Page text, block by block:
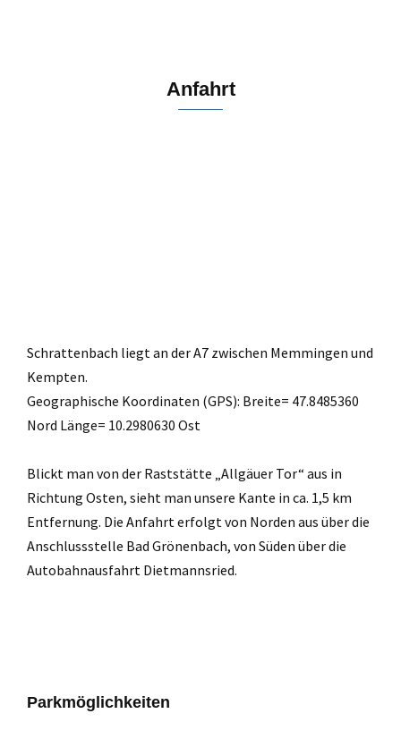
Anfahrt
Schrattenbach liegt an der A7 zwischen Memmingen und
Kempten.
Geographische Koordinaten (GPS): Breite= 47.8485360
Nord Länge= 10.2980630 Ost
Blickt man von der Raststätte „Allgäuer Tor“ aus in
Richtung Osten, sieht man unsere Kante in ca. 1,5 km
Entfernung. Die Anfahrt erfolgt von Norden aus über die
Anschlussstelle Bad Grönenbach, von Süden über die
Autobahnausfahrt Dietmannsried.
Parkmöglichkeiten